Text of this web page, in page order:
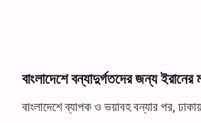
বাংলাদেশে বন্যাদুর্গতদের জন্য ইরানের
বাংলাদেশে ব্যাপক ও ভয়াবহ বন্যার পর,